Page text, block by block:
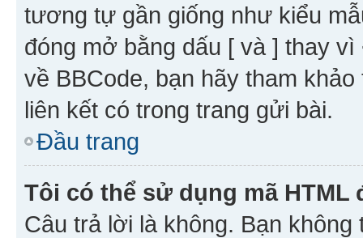
tương tự gần giống như kiểu
đóng mở bằng dấu [ và ] thay
về BBCode, bạn hãy tham
liên kết có trong trang gửi bài.
Đầu trang
Tôi có thể sử dụng mã
Câu trả lời là không. Bạn